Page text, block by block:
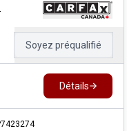
Soyez préqualifié
Détails